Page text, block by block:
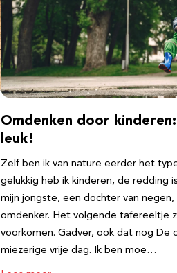
Omdenken door
leuk!
Zelf ben ik van nature eerder het
gelukkig heb ik kinderen, de redding
mijn jongste, een dochter van
omdenker. Het volgende tafereeltje
voorkomen. Gadver, ook dat nog De
miezerige vrije dag. Ik ben moe…